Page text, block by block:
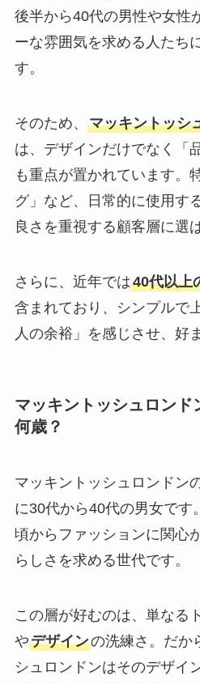
後半から40代の男性や女性
ーな雰囲気を求める人たち
す。
そのため、 マッキントッシ
は、デザインだけでなく「
も重点が置かれています。
グ」など、日常的に使用す
良さを重視する顧客層に選
さらに、近年では40代以上
含まれており、シンプルで
人の余裕」を感じさせ、好
マッキントッシュロンド
何歳？
マッキントッシュロンドン
に30代から40代の男女です
頃からファッションに関心
らしさを求める世代です。
この層が好むのは、単なる
やデザインの洗練さ。だか
シュロンドンはそのデザイ